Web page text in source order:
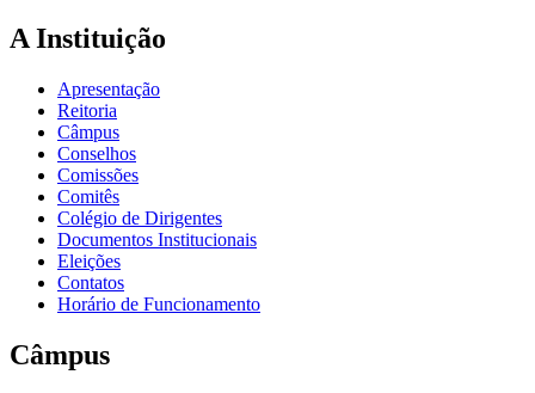
A Instituição
Apresentação
Reitoria
Câmpus
Conselhos
Comissões
Comitês
Colégio de Dirigentes
Documentos Institucionais
Eleições
Contatos
Horário de Funcionamento
Câmpus